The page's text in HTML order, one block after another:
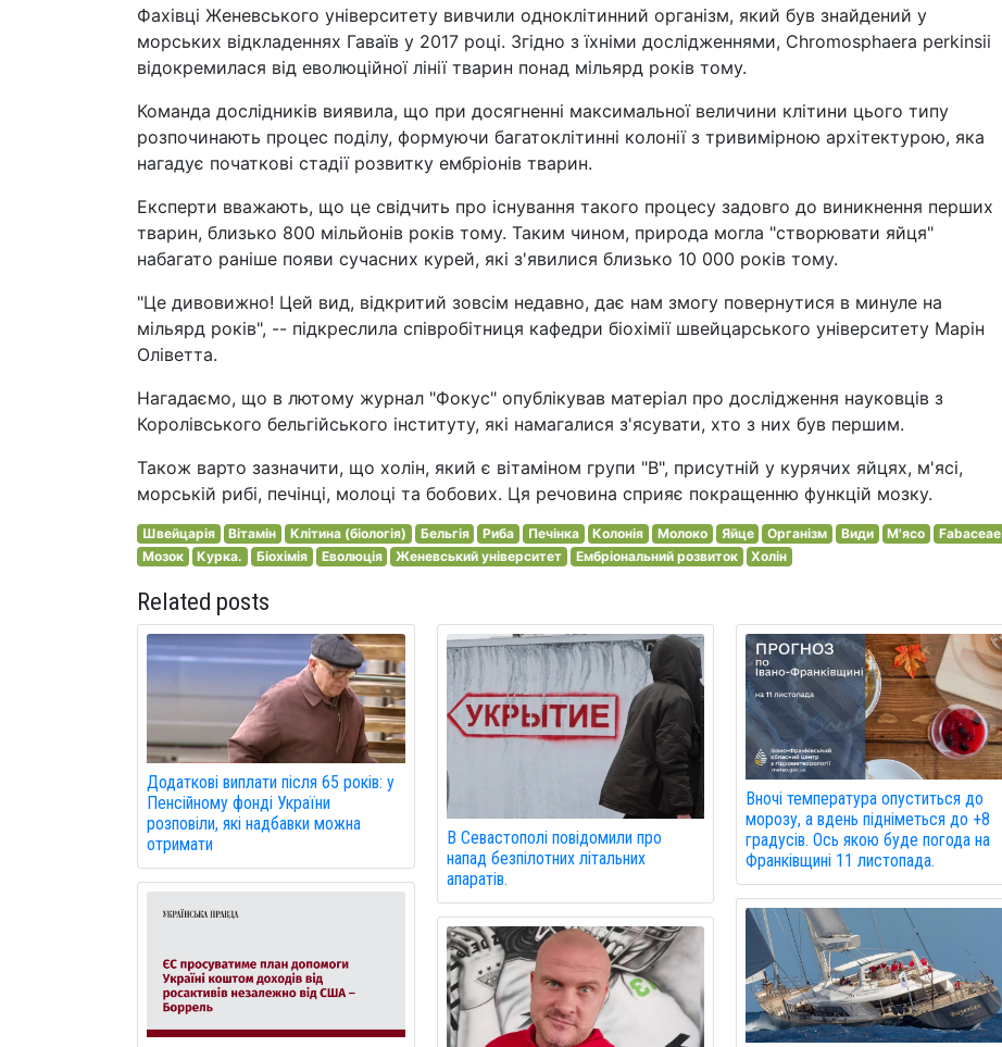
Фахівці Женевського університету вивчили одноклітинний організм, який був знайдений у
морських відкладеннях Гаваїв у 2017 році. Згідно з їхніми дослідженнями, Chromosphaera perkinsii
відокремилася від еволюційної лінії тварин понад мільярд років тому.
Команда дослідників виявила, що при досягненні максимальної величини клітини цього типу
розпочинають процес поділу, формуючи багатоклітинні колонії з тривимірною архітектурою, яка
нагадує початкові стадії розвитку ембріонів тварин.
Експерти вважають, що це свідчить про існування такого процесу задовго до виникнення перших
тварин, близько 800 мільйонів років тому. Таким чином, природа могла "створювати яйця"
набагато раніше появи сучасних курей, які з'явилися близько 10 000 років тому.
"Це дивовижно! Цей вид, відкритий зовсім недавно, дає нам змогу повернутися в минуле на
мільярд років", -- підкреслила співробітниця кафедри біохімії швейцарського університету Марін
Оліветта.
Нагадаємо, що в лютому журнал "Фокус" опублікував матеріал про дослідження науковців з
Королівського бельгійського інституту, які намагалися з'ясувати, хто з них був першим.
Також варто зазначити, що холін, який є вітаміном групи "В", присутній у курячих яйцях, м'ясі,
морській рибі, печінці, молоці та бобових. Ця речовина сприяє покращенню функцій мозку.
Швейцарія Вітамін Клітина (біологія) Бельгія Риба Печінка Колонія Молоко Яйце Організм Види М'ясо
Fabaceae
Мозок
Курка. Біохімія Еволюція Женевський університет Ембріональний розвиток Холін
Related posts
Додаткові виплати після 65 років: у
Пенсійному фонді України
розповіли, які надбавки можна
отримати
В Севастополі повідомили про
напад безпілотних літальних
апаратів.
Вночі температура опуститься до
морозу, а вдень підніметься до +8
градусів. Ось якою буде погода на
Франківщині 11 листопада.